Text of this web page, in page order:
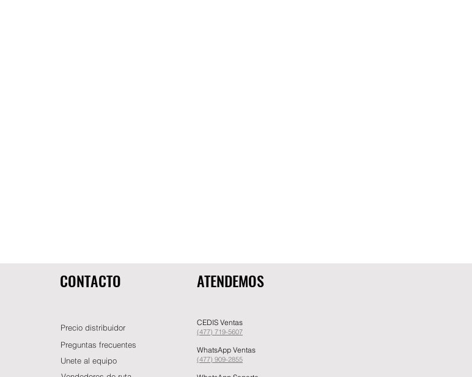
CONTACTO
Precio distribuidor
Preguntas frecuentes
Unete al equipo
ATENDEMOS
CEDIS Ventas
(477) 719-5607
WhatsApp Ventas
(477) 909-2855